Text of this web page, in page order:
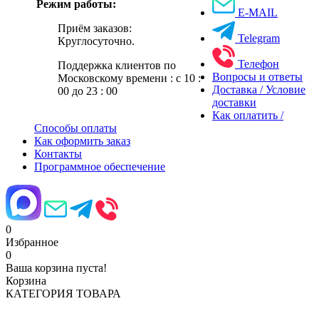
Режим работы:
Приём заказов:
Круглосуточно.
Поддержка клиентов по
Московскому времени : с 10 :
00 до 23 : 00
E-MAIL
Telegram
Телефон
Вопросы и ответы
Доставка / Условие
доставки
Как оплатить /
Способы оплаты
Как оформить заказ
Контакты
Программное обеспечение
0
Избранное
0
Ваша корзина пуста!
Корзина
КАТЕГОРИЯ ТОВАРА